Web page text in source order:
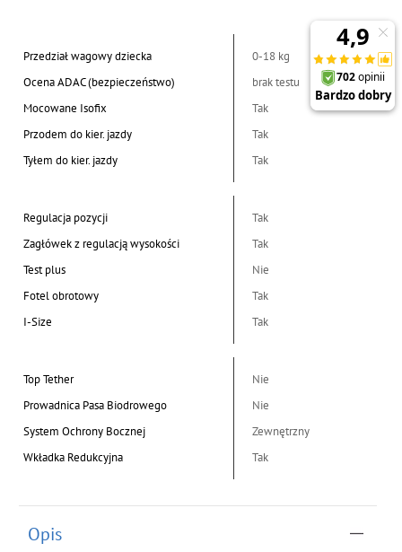
Przedział wagowy dziecka
0-18 kg
Ocena ADAC (bezpieczeństwo)
brak testu
Mocowane Isofix
Tak
Przodem do kier. jazdy
Tak
Tyłem do kier. jazdy
Tak
Regulacja pozycji
Tak
Zagłówek z regulacją wysokości
Tak
Test plus
Nie
Fotel obrotowy
Tak
I-Size
Tak
Top Tether
Nie
Prowadnica Pasa Biodrowego
Nie
System Ochrony Bocznej
Zewnętrzny
Wkładka Redukcyjna
Tak
Opis